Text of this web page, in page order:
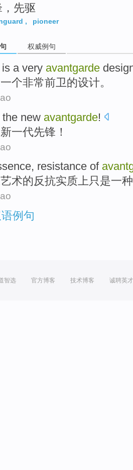
先驱
, pioneer
权威例句
is a very avantgarde
一个非常前卫的设计。
the new avantgarde!
新一代先锋！
, resistance of
艺术的反抗实质上只是一种
例句
智选 官方博客 技术博客 诚聘英才